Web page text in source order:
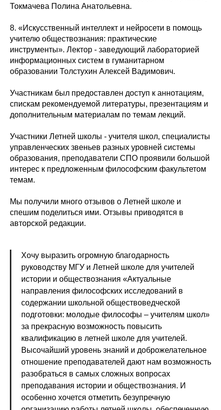
Токмачева Полина Анатольевна.
8. «Искусственный интеллект и нейросети в помощь
учителю обществознания: практические
инструменты». Лектор - заведующий лабораторией
информационных систем в гуманитарном
образовании Толстухин Алексей Вадимович.
Участникам был предоставлен доступ к аннотациям,
спискам рекомендуемой литературы, презентациям и
дополнительным материалам по темам лекций.
Участники Летней школы - учителя школ, специалисты
управленческих звеньев разных уровней системы
образования, преподаватели СПО проявили большой
интерес к предложенным философским факультетом
темам.
Мы получили много отзывов о Летней школе и
спешим поделиться ими. Отзывы приводятся в
авторской редакции.
Хочу выразить огромную благодарность
руководству МГУ и Летней школе для учителей
истории и обществознания «Актуальные
направления философских исследований в
содержании школьной обществоведческой
подготовки: молодые философы – учителям школ»
за прекрасную возможность повысить
квалификацию в летней школе для учителей.
Высочайший уровень знаний и доброжелательное
отношение преподавателей дают нам возможность
разобраться в самых сложных вопросах
преподавания истории и обществознания. И
особенно хочется отметить безупречную